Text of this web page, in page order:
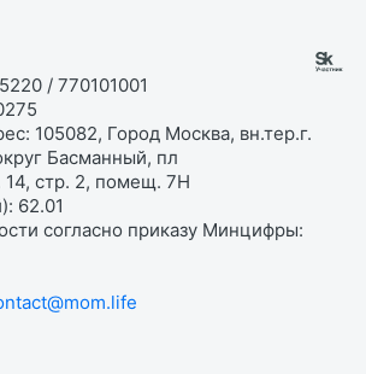
/ 770101001
105082, Город Москва, вн.тер.г.
Басманный, пл
14, стр. 2, помещ. 7Н
62.01
согласно приказу Минцифры: